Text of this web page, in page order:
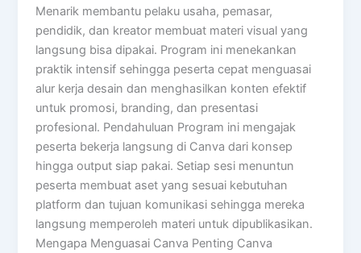
Menarik membantu pelaku usaha, pemasar,
pendidik, dan kreator membuat materi visual yang
langsung bisa dipakai. Program ini menekankan
praktik intensif sehingga peserta cepat menguasai
alur kerja desain dan menghasilkan konten efektif
untuk promosi, branding, dan presentasi
profesional. Pendahuluan Program ini mengajak
peserta bekerja langsung di Canva dari konsep
hingga output siap pakai. Setiap sesi menuntun
peserta membuat aset yang sesuai kebutuhan
platform dan tujuan komunikasi sehingga mereka
langsung memperoleh materi untuk dipublikasikan.
Mengapa Menguasai Canva Penting Canva